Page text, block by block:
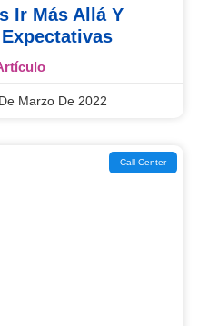
Ir Más Allá Y
Marzo De 2022
Call Center